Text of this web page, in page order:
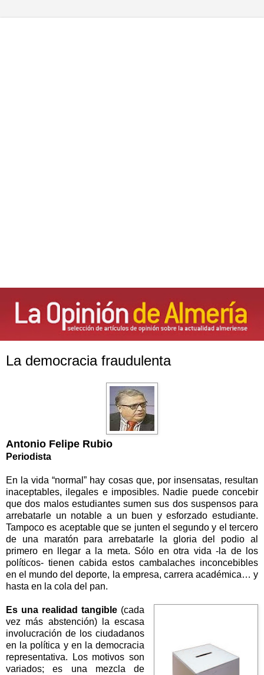
La democracia fraudulenta
Antonio Felipe Rubio
Periodista
En la vida “normal” hay cosas que, por insensatas, resultan
inaceptables, ilegales e imposibles. Nadie puede concebir
que dos malos estudiantes sumen sus dos suspensos para
arrebatarle un notable a un buen y esforzado estudiante.
Tampoco es aceptable que se junten el segundo y el tercero
de una maratón para arrebatarle la gloria del podio al
primero en llegar a la meta. Sólo en otra vida -la de los
políticos- tienen cabida estos cambalaches inconcebibles
en el mundo del deporte, la empresa, carrera académica… y
hasta en la cola del pan.
Es una realidad tangible (cada
vez más abstención) la escasa
involucración de los ciudadanos
en la política y en la democracia
representativa. Los motivos son
variados; es una mezcla de